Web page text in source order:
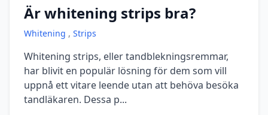
Är whitening strips bra?
Whitening , Strips
Whitening strips, eller tandblekningsremmar,
har blivit en populär lösning för dem som vill
uppnå ett vitare leende utan att behöva besöka
tandläkaren. Dessa p...